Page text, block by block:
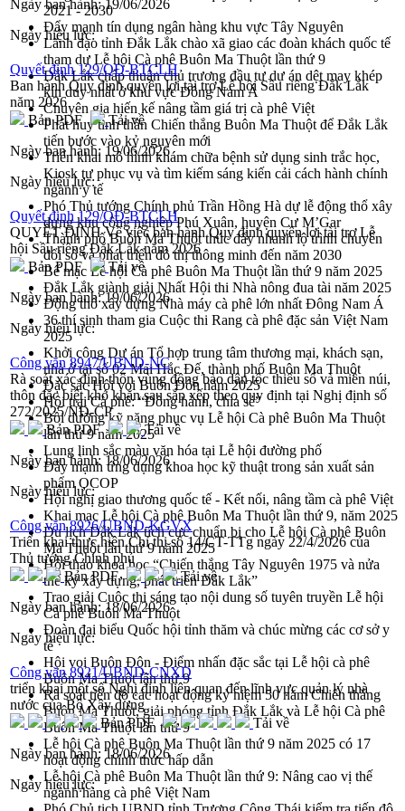
2021 - 2030
Đẩy mạnh tín dụng ngân hàng khu vực Tây Nguyên
Lãnh đạo tỉnh Đắk Lắk chào xã giao các đoàn khách quốc tế
tham dự Lễ hội Cà phê Buôn Ma Thuột lần thứ 9
Đắk Lắk chấp thuận chủ trương đầu tư dự án dệt may khép
kín duy nhất ở khu vực Đông Nam Á
Chuyên gia hiến kế nâng tầm giá trị cà phê Việt
Phát huy tinh thần Chiến thắng Buôn Ma Thuột để Đắk Lắk
tiến bước vào kỷ nguyên mới
Triển khai mô hình khám chữa bệnh sử dụng sinh trắc học,
Kiosk tự phục vụ và tìm kiếm sáng kiến cải cách hành chính
ngành y tế
Phó Thủ tướng Chính phủ Trần Hồng Hà dự lễ động thổ xây
dựng khu công nghiệp Phú Xuân, huyện Cư M’Gar
Thành phố Buôn Ma Thuột thúc đẩy nhanh lộ trình chuyển
đổi số và phát triển đô thị thông minh đến năm 2030
Bế mạc Lễ hội Cà phê Buôn Ma Thuột lần thứ 9 năm 2025
Đắk Lắk giành giải Nhất Hội thi Nhà nông đua tài năm 2025
Động thổ xây dựng Nhà máy cà phê lớn nhất Đông Nam Á
36 thí sinh tham gia Cuộc thi Rang cà phê đặc sản Việt Nam
2025
Khởi công Dự án Tổ hợp trung tâm thương mại, khách sạn,
nhà ở tại số 02 Mai Hắc Đế, thành phố Buôn Ma Thuột
Đặc sắc Hội voi Buôn Đôn năm 2025
Hội trại Cà phê: “Đồng hành, chia sẻ”
Bồi dưỡng kỹ năng phục vụ Lễ hội Cà phê Buôn Ma Thuột
lần thứ 9 năm 2025
Lung linh sắc màu văn hóa tại Lễ hội đường phố
Đẩy mạnh ứng dụng khoa học kỹ thuật trong sản xuất sản
phẩm OCOP
Hội nghị giao thương quốc tế - Kết nối, nâng tầm cà phê Việt
Khai mạc Lễ hội Cà phê Buôn Ma Thuột lần thứ 9, năm 2025
Du lịch Đắk Lắk tích cực chuẩn bị cho Lễ hội Cà phê Buôn
Ma Thuột lần thứ 9 năm 2025
Hội thảo khoa học “Chiến thắng Tây Nguyên 1975 và nửa
thế kỷ xây dựng, phát triển Đắk Lắk”
Trao giải Cuộc thi sáng tạo nội dung số tuyên truyền Lễ hội
Cà phê Buôn Ma Thuột
Đoàn đại biểu Quốc hội tỉnh thăm và chúc mừng các cơ sở y
tế
Hội voi Buôn Đôn - Điểm nhấn đặc sắc tại Lễ hội cà phê
Buôn Ma Thuột lần thứ 9
Rà soát tiến độ các hoạt động kỷ niệm 50 năm Chiến thắng
Buôn Ma Thuột, giải phóng tỉnh Đắk Lắk và Lễ hội Cà phê
Buôn Ma Thuột lần thứ 9
Lễ hội Cà phê Buôn Ma Thuột lần thứ 9 năm 2025 có 17
hoạt động chính thức hấp dẫn
Lễ hội Cà phê Buôn Ma Thuột lần thứ 9: Nâng cao vị thế
ngành hàng cà phê Việt Nam
Ngày ban hành:19/06/2026
Ngày hiệu lực:
Quyết định 129/QĐ-BTCLH
Ban hành Quy định quyền lợi tài trợ Lễ hội Sầu riêng Đắk Lắk
năm 2026
Bản PDF
Tải về
Ngày ban hành:19/06/2026
Ngày hiệu lực:
Quyết định 129/QĐ-BTCLH
QUYẾT ĐỊNH Về việc ban hành Quy định quyền lợi tài trợ Lễ
hội Sầu riêng Đắk Lắk năm 2026
Bản PDF
Tải về
Ngày ban hành:19/06/2026
Ngày hiệu lực:
Công văn 8947/UBND-NC
Rà soát xác định thôn vùng đồng bào dân tộc thiểu số và miền núi,
thôn đặc biệt khó khăn sau sắp xếp theo quy định tại Nghị định số
272/2025/NĐ-CP
Bản PDF
Tải về
Ngày ban hành:18/06/2026
Ngày hiệu lực:
Công văn 8926/UBND-KGVX
Triển khai thực hiện Chỉ thị số 14/CT-TTg ngày 22/4/2026 của
Thủ tướng Chính phủ
Bản PDF
Tải về
Ngày ban hành:18/06/2026
Ngày hiệu lực:
Công văn 8921/UBND-CNXD
triển khai một số Nghị định liên quan đến lĩnh vực quản lý nhà
nước của Bộ Xây dựng
Bản PDF
Tải về
Ngày ban hành: 18/06/2026
Ngày hiệu lực: